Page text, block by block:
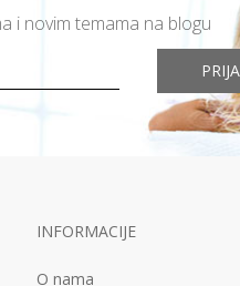
i novim temama na blogu
INFORMACIJE
O nama